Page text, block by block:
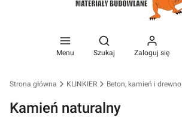
Menu
Otwórz wyszukiwarkę
Szukaj Zaloguj się
Strona główna KLINKIER Beton, kamień i drewno
Kamień naturalny